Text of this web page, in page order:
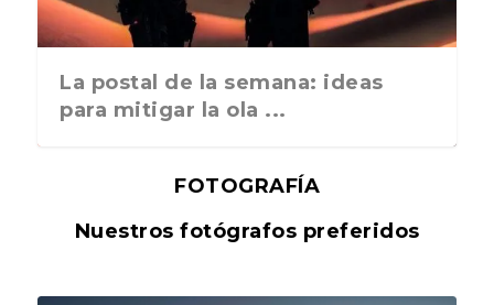
La postal de la semana: ideas
para mitigar la ola ...
FOTOGRAFÍA
Nuestros fotógrafos preferidos